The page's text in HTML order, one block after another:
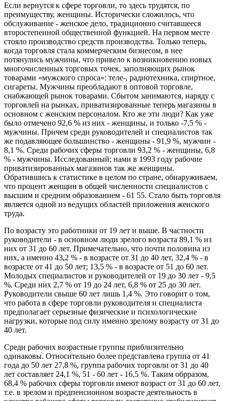
Если вернутся к сфере торговли, то здесь трудятся, по
преимуществу, женщины. Исторически сложилось, что
обслуживание - женское дело, традиционно считавшееся
второстепенной общественной функцией. На первом месте
стояло производство средств производства. Только теперь,
когда торговля стала коммерческим бизнесом, в нее
потянулись мужчины, что привело к возникновению новых
многочисленных торговых точек, заполняющих рынок
товарами «мужского спроса»: теле-, радиотехника, спиртное,
сигареты. Мужчины преобладают в оптовой торговле,
снабжающей рынок товарами. Сбытом занимаются, наряду с
торговлей на рынках, приватизированные теперь магазины в
основном с женским персоналом. Кто же эти люди? Как уже
было отмечено 92,6 % из них - женщины, и только -7,5 % -
мужчины. Причем среди руководителей и специалистов так
же подавляющее большинство - женщины - 91,9 %, мужчин -
8,1 %. Среди рабочих сферы торговли 93,2 % - женщины, 6,8
% - мужчины. Исследованный; нами в 1993 году рабочие
приватизированных магазинов так же женщины.
Обратившись к статистике в целом по стране, обнаруживаем,
что процент женщин в общей численности специалистов с
высшим и средним образованием - 61 55. Стало быть торговля
является одной из ведущих областей приложения женского
труда.
По возрасту это работники от 19 лет и выше. В частности
руководители - в основном люди зрелого возраста 89,1 % из
них от 31 до 60 лет. Примечательно, что почти половина из
них, а именно 43,2 % - в возрасте от 31 до 40 лет, 32,4 % - в
возрасте от 41 до 50 лет; 13,5 % - в возрасте от 51 до 60 лет.
Молодых специалистов и руководителей от 19 до 30 лет - 9,5
%. Среди них 2,7 % от 19 до 24 лет, 6,8 % от 25 до 30 лет.
Руководители свыше 60 лет лишь 1,4 %. Это говорит о том,
что работа в сфере торговли руководителя и специалиста
предполагает серьезные физические и психологические
нагрузки, которые под силу именно зрелому возрасту от 31 до
40 лет.
Среди рабочих возрастные группы приблизительно
одинаковы. Относительно более представлена группа от 41
года до 50 лет 27,8 %, группа рабочих торговли от 31 до 40
лет составляет 24,1 %, 51 - 60 лет - 16,5 %. Таким обрразом,
68,4 % рабочих сферы торговли имеют возраст от 31 до 60 лет,
т.е. в зрелом и предпенсионном возрасте деятельность в